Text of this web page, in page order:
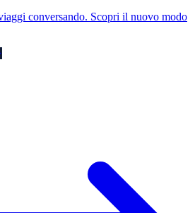
conversando. Scopri il nuovo modo